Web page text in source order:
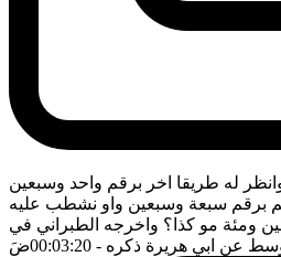
له طريقا اخر برقم واحد وسبعين
برقم سبعة وسبعين واو نشطب عليه
ومئة مو كذا؟ واخرجه الطبراني في
عن ابي هريرة ذكره - 00:03:20 ضَ